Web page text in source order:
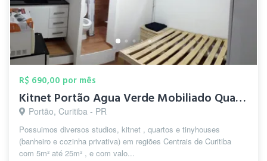
R$ 690,00 por mês
Kitnet Portão Agua Verde Mobiliado Quart...
Portão, Curitiba - PR
Possuimos diversos studios, kitnet , quartos e tinyhouses
(banheiro e cozinha privativa) em regiões Centrais de Curitiba
com 5m² até 25m² , e com valo...